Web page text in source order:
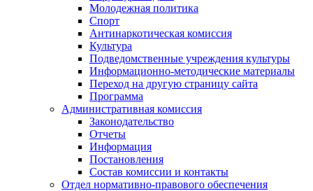
Молодежная политика
Спорт
Антинаркотическая комиссия
Культура
Подведомственные учреждения культуры
Информационно-методические материалы
Переход на другую страницу сайта
Программа
Административная комиссия
Законодательство
Отчеты
Информация
Постановления
Состав комиссии и контакты
Отдел нормативно-правового обеспечения